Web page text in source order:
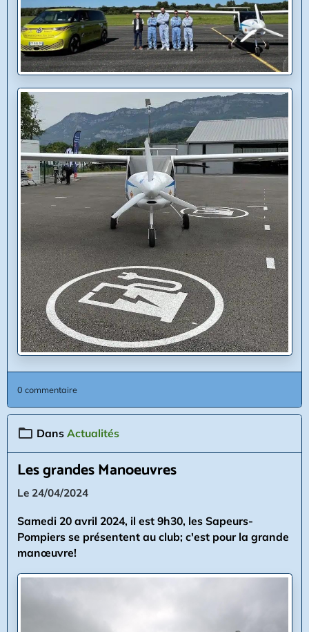
0 commentaire
Dans Actualités
Les grandes Manoeuvres
Le 24/04/2024
Samedi 20 avril 2024, il est 9h30, les Sapeurs-
Pompiers se présentent au club; c'est pour la grande
manœuvre!